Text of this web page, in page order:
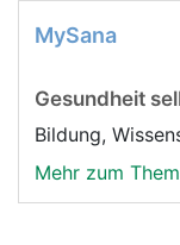
MySana
Gesundheit
Bildung,
Mehr zum